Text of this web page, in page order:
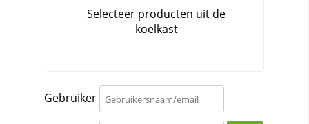
Gebruiker